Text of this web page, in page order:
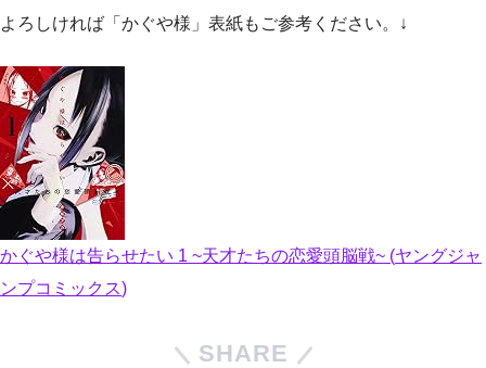
よろしければ「かぐや様」表紙もご参考ください。↓
かぐや様は告らせたい 1 ~天才たちの恋愛頭脳戦~ (ヤングジャ
ンプコミックス)
SHARE